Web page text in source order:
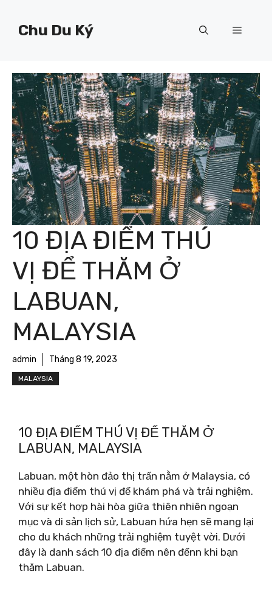
Chu Du Ký Menu
10 ĐỊA ĐIỂM THÚ
VỊ ĐỂ THĂM Ở
LABUAN,
MALAYSIA
admin Tháng 8 19, 2023
MALAYSIA
10 ĐỊA ĐIỂM THÚ VỊ ĐỂ THĂM Ở
LABUAN, MALAYSIA
Labuan, một hòn đảo thị trấn nằm ở Malaysia, có
nhiều địa điểm thú vị để khám phá và trải nghiệm.
Với sự kết hợp hài hòa giữa thiên nhiên ngoạn
mục và di sản lịch sử, Labuan hứa hẹn sẽ mang lại
cho du khách những trải nghiệm tuyệt vời. Dưới
đây là danh sách 10 địa điểm nên đếnn khi bạn
thăm Labuan.